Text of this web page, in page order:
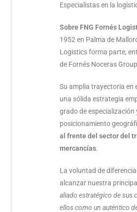
Especialistas en la
Sobre FNG Fornés
1952 en Palma de
Logistics forma parte,
de Fornés Noceras
Su amplia trayectoria en
una sólida estrategia
grado de especialización
posicionamiento
al frente del sector del
mercancías.
La voluntad de
alcanzar nuestra
aliado estratégico de sus
ellos como un auténtico